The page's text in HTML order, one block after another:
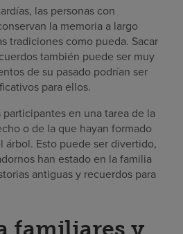
las personas con
la memoria a largo
tradiciones como pueda. Sacar
también puede ser muy
de su pasado podrían ser
para ellos.
en una tarea de la
o de la que hayan formado
árbol. Esto puede ser divertido,
han estado en la familia
antiguas y recuerdos para
familiares y